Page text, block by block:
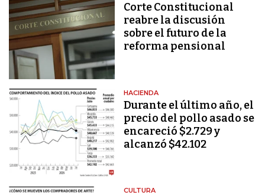
Corte Constitucional
reabre la discusión
sobre el futuro de la
reforma pensional
HACIENDA
Durante el último año, el
precio del pollo asado se
encareció $2.729 y
alcanzó $42.102
CULTURA